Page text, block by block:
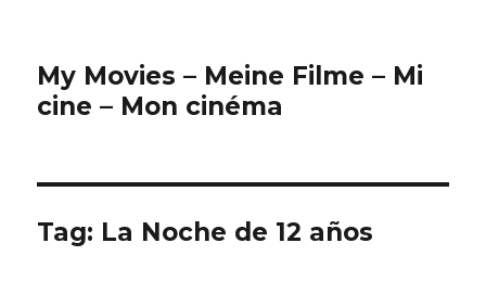
My Movies – Meine Filme – Mi
cine – Mon cinéma
Tag: La Noche de 12 años